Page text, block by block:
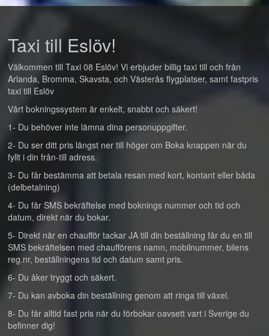
Taxi till Eslöv!
Välkommen till Taxi 08 Eslöv! Vi erbjuder billig taxi till och från
Arlanda, Bromma, Skavsta, och Västerås flygplatser, samt fastpris
taxi till Eslöv
Vårt bokningssystem är enkelt, snabbt och säkert!
1- Du behöver inte lämna dina personuppgifter.
2- Du ser ditt pris längst ner till höger om Boka knappen när du
fyllt i din från-till adress.
3- Du får bestämma att betala resan med kort, kontant eller båda
(delbetalning)
4- Du får SMS bekräftelse med boknings nummer och tid och
datum, direkt när du bokar.
5- Direkt när en chaufför tackar JA till din beställning får du en till
SMS bekräftelsen med chaufförens namn, mobilnummer, bilens
reg.nr, beställningens tid och datum samt pris.
6- Du åker tryggt och säkert.
7- Du kan avboka din beställning genom att ringa till växel.
8- Du får alltid fast pris när du förbokar oavsett vart i Sverige du
befinner dig!